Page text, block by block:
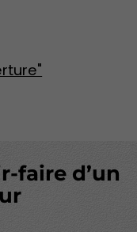
faire d’un